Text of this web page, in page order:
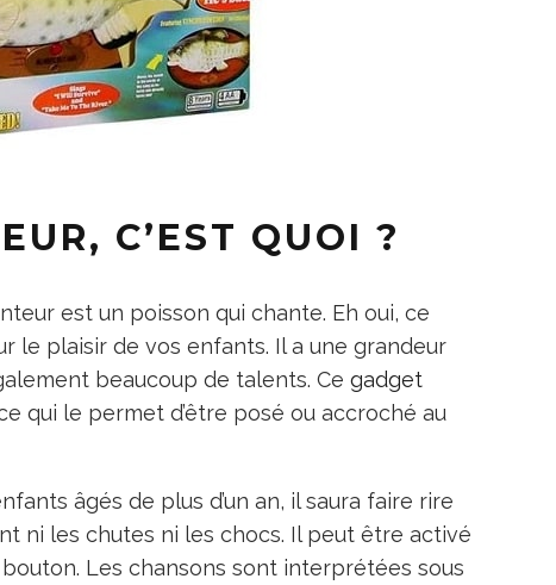
C’EST QUOI ?
est un poisson qui chante. Eh oui, ce
le plaisir de vos enfants. Il a une grandeur
beaucoup de talents. Ce gadget
qui le permet d’être posé ou accroché au
âgés de plus d’un an, il saura faire rire
ni les chutes ni les chocs. Il peut être activé
Les chansons sont interprétées sous